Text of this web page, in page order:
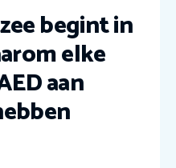
begint in
elke
aan